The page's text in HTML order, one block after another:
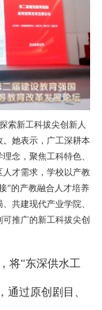
索新工科拔尖创新人
她表示，广工深耕本
念，聚焦工科特色、
才需求，学校以产教
”的产教融合人才培养
共建现代产业学院、
推广的新工科拔尖创
将“东深供水工
通过原创剧目、